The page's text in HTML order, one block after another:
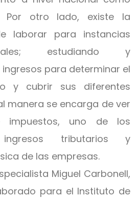
Por otro lado, existe la
laborar para instancias
estudiando y
para determinar el
y cubrir sus diferentes
manera se encarga de ver
uno de los
ingresos tributarios y
de las empresas.
Miguel Carbonell,
para el Instituto de